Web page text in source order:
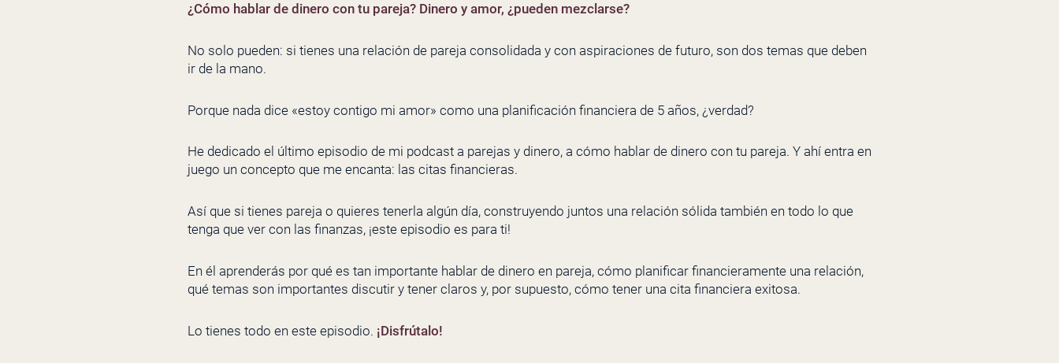
¿Cómo hablar de dinero con tu pareja? Dinero y amor, ¿pueden mezclarse?
No solo pueden: si tienes una relación de pareja consolidada y con aspiraciones de futuro, son dos temas que deben
ir de la mano.
Porque nada dice «estoy contigo mi amor» como una planificación financiera de 5 años, ¿verdad?
He dedicado el último episodio de mi podcast a parejas y dinero, a cómo hablar de dinero con tu pareja. Y ahí entra en
juego un concepto que me encanta: las citas financieras.
Así que si tienes pareja o quieres tenerla algún día, construyendo juntos una relación sólida también en todo lo que
tenga que ver con las finanzas, ¡este episodio es para ti!
En él aprenderás por qué es tan importante hablar de dinero en pareja, cómo planificar financieramente una relación,
qué temas son importantes discutir y tener claros y, por supuesto, cómo tener una cita financiera exitosa.
Lo tienes todo en este episodio. ¡Disfrútalo!